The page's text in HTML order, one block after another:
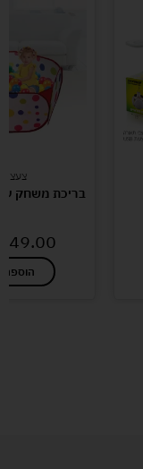
בריכת משחק עם 150
הוספה